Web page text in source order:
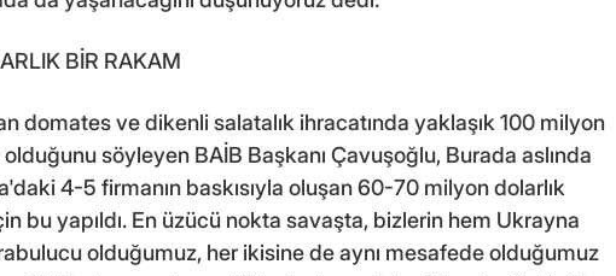
BİR RAKAM
domates ve dikenli salatalık ihracatında yaklaşık 100 milyon
söyleyen BAİB Başkanı Çavuşoğlu, Burada aslında
4-5 firmanın baskısıyla oluşan 60-70 milyon dolarlık
bu yapıldı. En üzücü nokta savaşta, bizlerin hem Ukrayna
olduğumuz, her ikisine de aynı mesafede olduğumuz